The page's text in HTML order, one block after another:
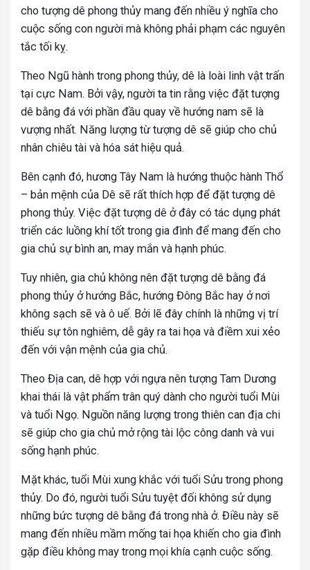
cho tượng dê phong thủy mang đến nhiều ý nghĩa cho
cuộc sống con người mà không phải phạm các nguyên
tắc tối kỵ.
Theo Ngũ hành trong phong thủy, dê là loài linh vật trấn
tại cực Nam. Bởi vậy, người ta tin rằng việc đặt tượng
dê bằng đá với phần đầu quay về hướng nam sẽ là
vượng nhất. Năng lượng từ tượng dê sẽ giúp cho chủ
nhân chiêu tài và hóa sát hiệu quả.
Bên cạnh đó, hương Tây Nam là hướng thuộc hành Thổ
– bản mệnh của Dê sẽ rất thích hợp để đặt tượng dê
phong thủy. Việc đặt tượng dê ở đây có tác dụng phát
triển các luồng khí tốt trong gia đình để mang đến cho
gia chủ sự bình an, may mắn và hạnh phúc.
Tuy nhiên, gia chủ không nên đặt tượng dê bằng đá
phong thủy ở hướng Bắc, hướng Đông Bắc hay ở nơi
không sạch sẽ và ô uế. Bởi lẽ đây chính là những vị trí
thiếu sự tôn nghiêm, dễ gây ra tai họa và điềm xui xẻo
đến với vận mệnh của gia chủ.
Theo Địa can, dê hợp với ngựa nên tượng Tam Dương
khai thái là vật phẩm trân quý dành cho người tuổi Mùi
và tuổi Ngọ. Nguồn năng lượng trong thiên can địa chi
sẽ giúp cho gia chủ mở rộng tài lộc công danh và vui
sống hạnh phúc.
Mặt khác, tuổi Mùi xung khắc với tuổi Sửu trong phong
thủy. Do đó, người tuổi Sửu tuyệt đối không sử dụng
những bức tượng dê bằng đá trong nhà ở. Điều này sẽ
mang đến nhiều mầm mống tai họa khiến cho gia đình
gặp điều không may trong mọi khía cạnh cuộc sống.